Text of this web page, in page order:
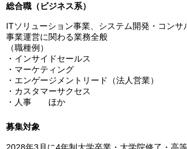
総合職（ビジネス系）
ITソリューション事業、システム開発・コンサ
事業運営に関わる業務全般
（職種例）
・インサイドセールス
・マーケティング
・エンゲージメントリード（法人営業）
・カスタマーサクセス
・人事 ほか
募集対象